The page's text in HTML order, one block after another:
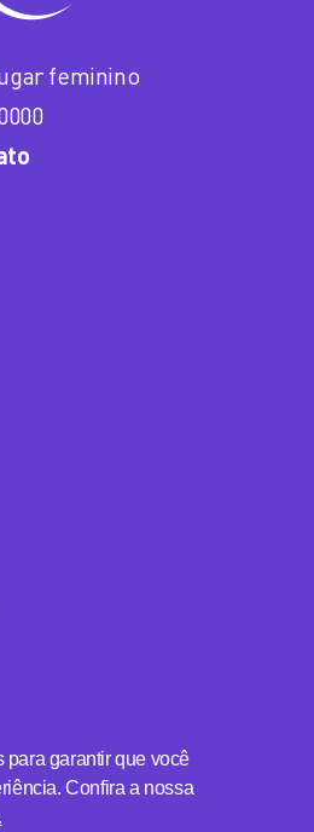
para garantir que você
Confira a nossa
feminino